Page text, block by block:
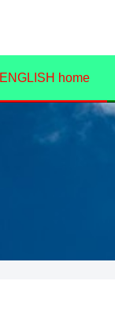
ENGLISH home